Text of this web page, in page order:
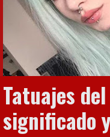
Tatuajes
significado